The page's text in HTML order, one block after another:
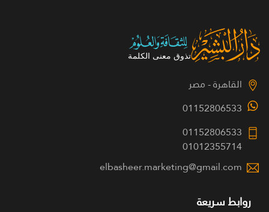
القاهرة - مصر
01152806533
01152806533
01012355714
elbasheer.marketing@gmail.com
روابط سريعة